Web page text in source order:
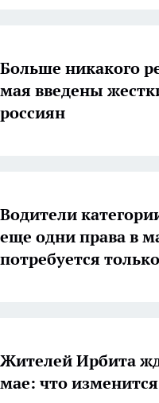
Больше никакого
мая введены
россиян
Водители
еще одни права в
потребуется
Жителей Ирбита
мае: что